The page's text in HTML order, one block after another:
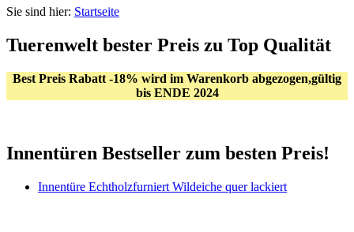
Sie sind hier: Startseite
Tuerenwelt bester Preis zu Top Qualität
Best Preis Rabatt -18% wird im Warenkorb abgezogen,gültig
bis ENDE 2024
Innentüren Bestseller zum besten Preis!
Innentüre Echtholzfurniert Wildeiche quer lackiert